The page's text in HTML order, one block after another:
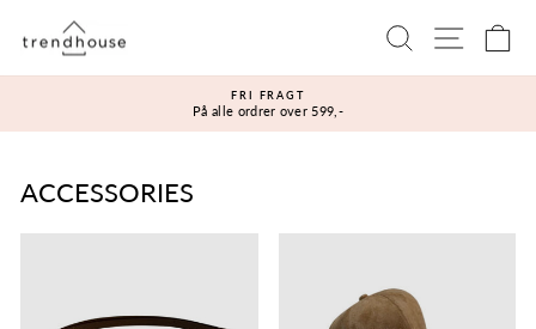
indhold
Søg
Sæt
diasshow
FRI FRAGT
På alle ordrer over 599,-
ACCESSORIES